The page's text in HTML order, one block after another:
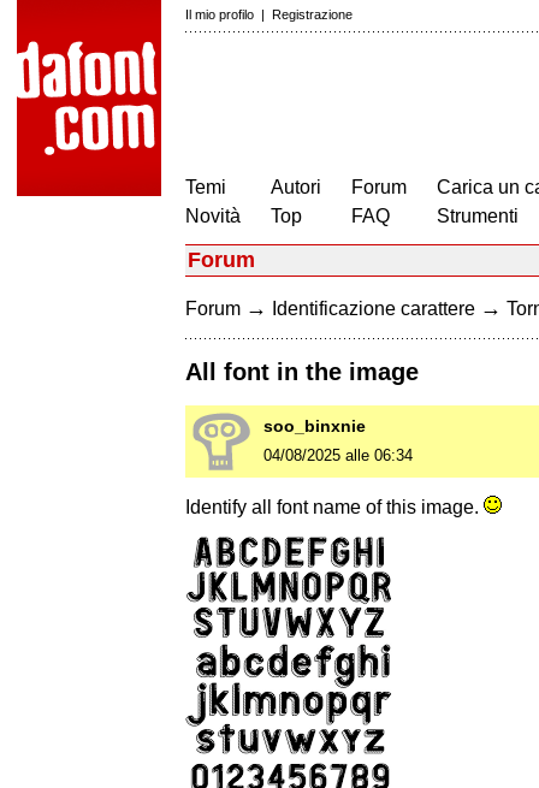
Il mio profilo | Registrazione
Temi
Novità
Autori
Top
Forum
FAQ
Carica un
Strumenti
Forum
Forum → Identificazione carattere →
All font in the image
soo_binxnie
04/08/2025 alle 06:34
Identify all font name of this image.